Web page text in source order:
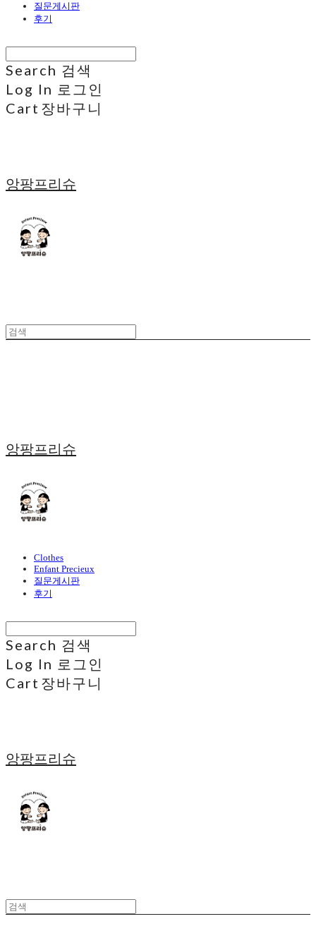
질문게시판
후기
Search 검색
Log In 로그인
Cart 장바구니
앙팡프리슈
앙팡프리슈
Clothes
Enfant Precieux
질문게시판
후기
Search 검색
Log In 로그인
Cart 장바구니
앙팡프리슈